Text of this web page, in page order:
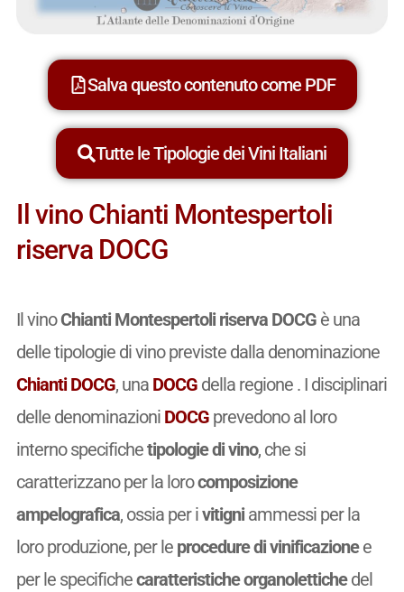
Salva questo contenuto come PDF
Tutte le Tipologie dei Vini Italiani
Il vino Chianti Montespertoli
riserva DOCG
Il vinoChianti Montespertoli riserva DOCGè una
delle tipologie di vino previste dalla denominazione
Chianti DOCG, una DOCGdella regione . I disciplinari
delle denominazioni DOCGprevedono al loro
interno specifichetipologie di vino, che si
caratterizzano per la lorocomposizione
ampelografica, ossia per ivitigniammessi per la
loro produzione, per le procedure di vinificazionee
per le specifichecaratteristiche organolettichedel